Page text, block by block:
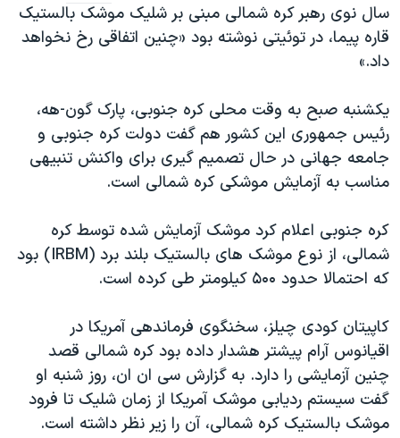
سال نوی رهبر کره شمالی مبنی بر شلیک موشک بالستیک
قاره پیما، در توئیتی نوشته بود «چنین اتفاقی رخ نخواهد
داد.»
یکشنبه صبح به وقت محلی کره جنوبی، پارک گون-هه،
رئیس جمهوری این کشور هم گفت دولت کره جنوبی و
جامعه جهانی در حال تصمیم گیری برای واکنش تنبیهی
مناسب به آزمایش موشکی کره شمالی است.
کره جنوبی اعلام کرد موشک آزمایش شده توسط کره
شمالی، از نوع موشک های بالستیک بلند برد (IRBM) بود
که احتمالا حدود ۵۰۰ کیلومتر طی کرده است.
کاپیتان کودی چیلز، سخنگوی فرماندهی آمریکا در
اقیانوس آرام پیشتر هشدار داده بود کره شمالی قصد
چنین آزمایشی را دارد. به گزارش سی ان ان، روز شنبه او
گفت سیستم ردیابی موشک آمریکا از زمان شلیک تا فرود
موشک بالستیک کره شمالی،‌ آن را زیر نظر داشته است.